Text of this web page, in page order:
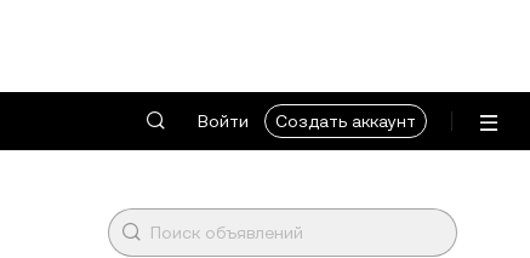
Войти Создать аккаунт